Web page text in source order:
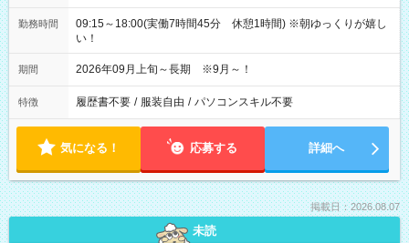
勤務時間
09:15～18:00(実働7時間45分 休憩1時間) ※朝ゆっくりが嬉し
い！
期間 2026年09月上旬～長期 ※9月～！
特徴 履歴書不要 / 服装自由 / パソコンスキル不要
気になる！ 応募する 詳細へ
掲載日：2026.08.07
未読